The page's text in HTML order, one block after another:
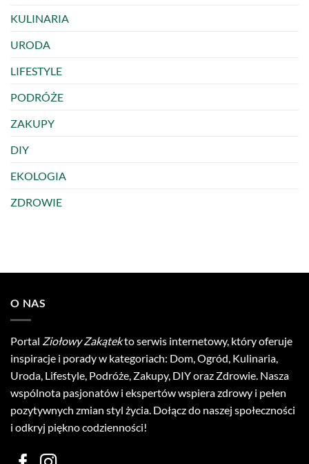
KULINARIA
URODA
LIFESTYLE
PODRÓŻE
ZAKUPY
DIY
EKOLOGIA
ZDROWIE
O NAS
Portal Ziołowy Zakątekto serwis internetowy, który oferuje
inspiracje i porady w kategoriach: Dom, Ogród, Kulinaria,
Uroda, Lifestyle, Podróże, Zakupy, DIY oraz Zdrowie. Nasza
wspólnota pasjonatów i ekspertów wspiera zdrowy i pełen
pozytywnych zmian styl życia. Dołącz do naszej społeczności
i odkryj piękno codzienności!